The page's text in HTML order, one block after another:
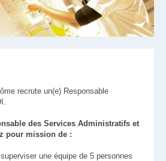
recrute un(e) Responsable
des Services Administratifs et
pour mission de :
une équipe de 5 personnes